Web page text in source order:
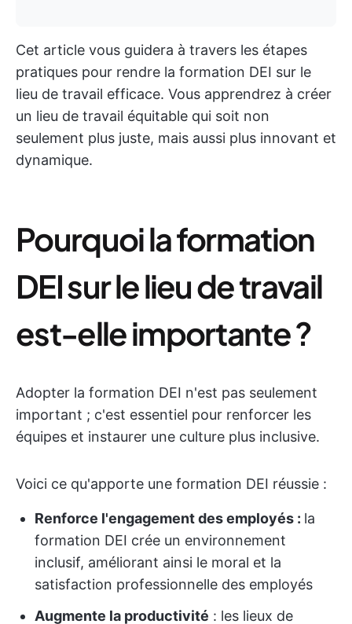
Cet article vous guidera à travers les étapes
pratiques pour rendre la formation DEI sur le
lieu de travail efficace. Vous apprendrez à créer
un lieu de travail équitable qui soit non
seulement plus juste, mais aussi plus innovant et
dynamique.
Pourquoi la formation
DEI sur le lieu de travail
est-elle importante ?
Adopter la formation DEI n'est pas seulement
important ; c'est essentiel pour renforcer les
équipes et instaurer une culture plus inclusive.
Voici ce qu'apporte une formation DEI réussie :
Renforce l'engagement des employés : la
formation DEI crée un environnement
inclusif, améliorant ainsi le moral et la
satisfaction professionnelle des employés
Augmente la productivité : les lieux de